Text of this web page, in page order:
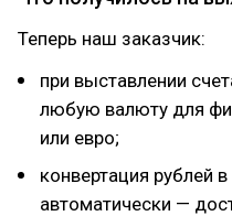
Теперь наш заказчик:
при выставлении
любую валюту для
или евро;
конвертация рублей
автоматически —